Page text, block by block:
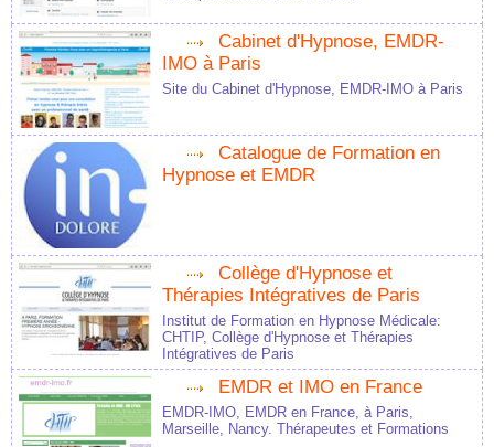
Cabinet d'Hypnose, EMDR-
IMO à Paris
Site du Cabinet d'Hypnose, EMDR-IMO à Paris
Catalogue de Formation en
Hypnose et EMDR
Collège d'Hypnose et
Thérapies Intégratives de Paris
Institut de Formation en Hypnose Médicale:
CHTIP, Collège d'Hypnose et Thérapies
Intégratives de Paris
EMDR et IMO en France
EMDR-IMO, EMDR en France, à Paris,
Marseille, Nancy. Thérapeutes et Formations